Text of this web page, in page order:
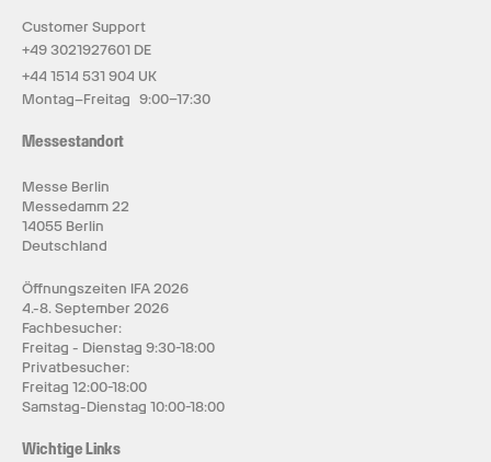
Customer Support
+49 3021927601 DE
+44 1514 531 904 UK
Montag–Freitag 9:00–17:30
Messestandort
Messe Berlin
Messedamm 22
14055 Berlin
Deutschland
Öffnungszeiten IFA 2026
4.-8. September 2026
Fachbesucher:
Freitag - Dienstag 9:30-18:00
Privatbesucher:
Freitag 12:00-18:00
Samstag-Dienstag 10:00-18:00
Wichtige Links